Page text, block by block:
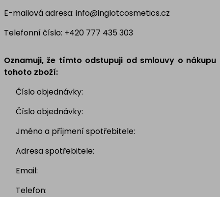
E-mailová adresa: info@inglotcosmetics.cz
Telefonní číslo: +420 777 435 303
Oznamuji, že tímto odstupuji od smlouvy o nákupu
tohoto zboží:
Číslo objednávky:
Číslo objednávky:
Jméno a příjmení spotřebitele:
Adresa spotřebitele:
Email:
Telefon: